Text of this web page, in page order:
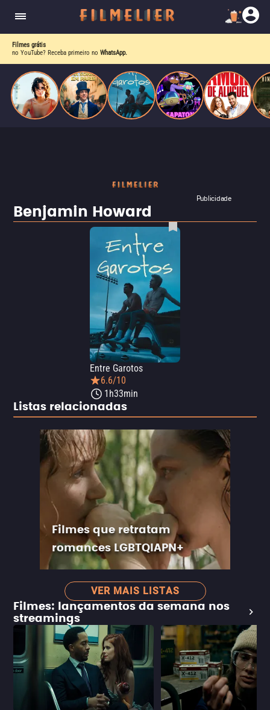
Filmes grátis
no YouTube? Receba primeiro no WhatsApp.
Publicidade
Benjamin Howard
Entre Garotos
6.6/10
1h33min
Listas relacionadas
Filmes que retratam
romances LGBTQIAPN+
VER MAIS LISTAS
Filmes: lançamentos da semana nos
streamings
escrevia e a vida real começa a desaparecer.